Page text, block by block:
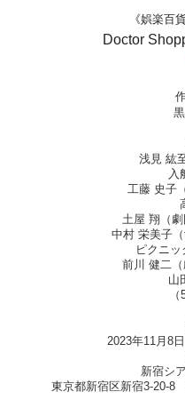
《娯楽百
Doctor
浅見 紘
入
工藤 史子
土屋 翔（劇
中村 栄美子
ピクニッ
前川 健二（
山
2023年11月8
新宿シ
東京都新宿区新宿3-20-8